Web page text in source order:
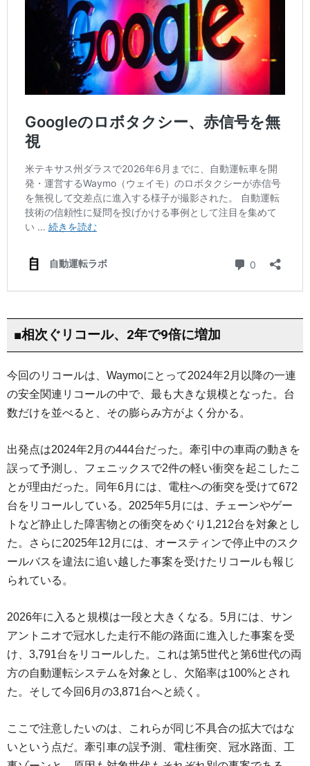
■相次ぐリコール、2年で9倍に増加
今回のリコールは、Waymoにとって2024年2月以降の一連
の安全関連リコールの中で、最も大きな規模となった。台
数だけを並べると、その膨らみ方がよく分かる。
出発点は2024年2月の444台だった。牽引中の車両の動きを
誤って予測し、フェニックスで2件の軽い衝突を起こしたこ
とが理由だった。同年6月には、電柱への衝突を受けて672
台をリコールしている。2025年5月には、チェーンやゲー
トなど静止した障害物との衝突をめぐり1,212台を対象とし
た。さらに2025年12月には、オースティンで停止中のスク
ールバスを違法に追い越した事案を受けたリコールも報じ
られている。
2026年に入ると規模は一段と大きくなる。5月には、サン
アントニオで冠水した走行不能の路面に進入した事案を受
け、3,791台をリコールした。これは第5世代と第6世代の両
方の自動運転システムを対象とし、欠陥率は100%とされ
た。そして今回6月の3,871台へと続く。
ここで注意したいのは、これらが同じ不具合の拡大ではな
いという点だ。牽引車の誤予測、電柱衝突、冠水路面、工